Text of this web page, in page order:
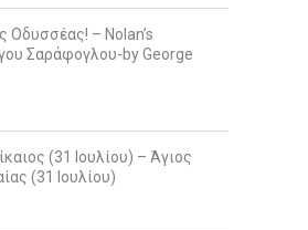
Οδυσσέας! – Nolan’s
Σαράφογλου-by George
(31 Ιουλίου) – Άγιος
(31 Ιουλίου)